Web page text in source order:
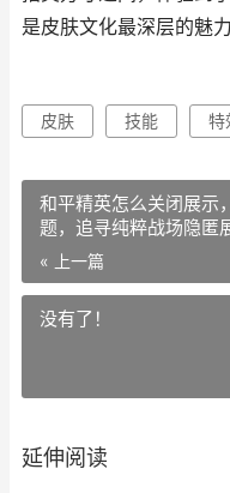
是皮肤文化最深层的魅力
皮肤 技能 特
和平精英怎么关闭展示
题，追寻纯粹战场隐匿
« 上一篇
没有了！
延伸阅读